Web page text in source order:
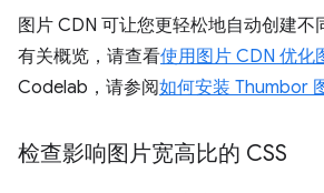
图片 CDN 可让您更轻松地自动创建不
有关概览，请查看使用图片 CDN 优化
Codelab，请参阅如何安装 Thumbor
检查影响图片宽高比的 CSS